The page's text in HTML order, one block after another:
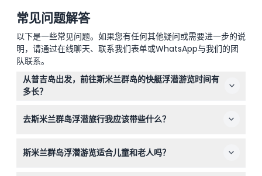
常见问题解答
以下是一些常见问题。如果您有任何其他疑问或需要进一步的说
明，请通过在线聊天、联系我们表单或WhatsApp与我们的团
队联系。
从普吉岛出发，前往斯米兰群岛的快艇浮潜游览时间有
多长？
吉岛酒店的接送服务。
去斯米兰群岛浮潜旅行我应该带些什么？
备和救生衣将在游览中提供。
斯米兰群岛浮潜游览适合儿童和老人吗？